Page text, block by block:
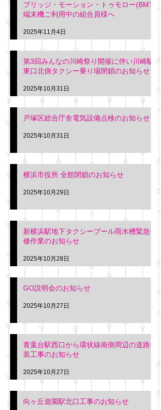
ブリッジ・モーション・トゥモロー(BMT)
端末機ご利用中の組合員様へ
2025年11月4日
第3回みんなの川崎祭り開催に伴い川崎駅
東口北側タクシー乗り場閉鎖のお知らせ
2025年10月31日
戸塚区総合庁舎電気設備点検のお知らせ
2025年10月31日
横浜市役所 全館閉鎖のお知らせ
2025年10月29日
新横浜駅地下タクシープール雨水槽緊急補
修作業のお知らせ
2025年10月28日
GO説明会のお知らせ
2025年10月27日
青葉台駅西口から環状線南側周辺の道路舗
装工事のお知らせ
2025年10月27日
向ヶ丘遊園駅北口工事のお知らせ